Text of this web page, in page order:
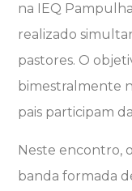
na IEQ
realizado
pastores. O
bimestralmente
pais participam
Neste encontro,
banda formada